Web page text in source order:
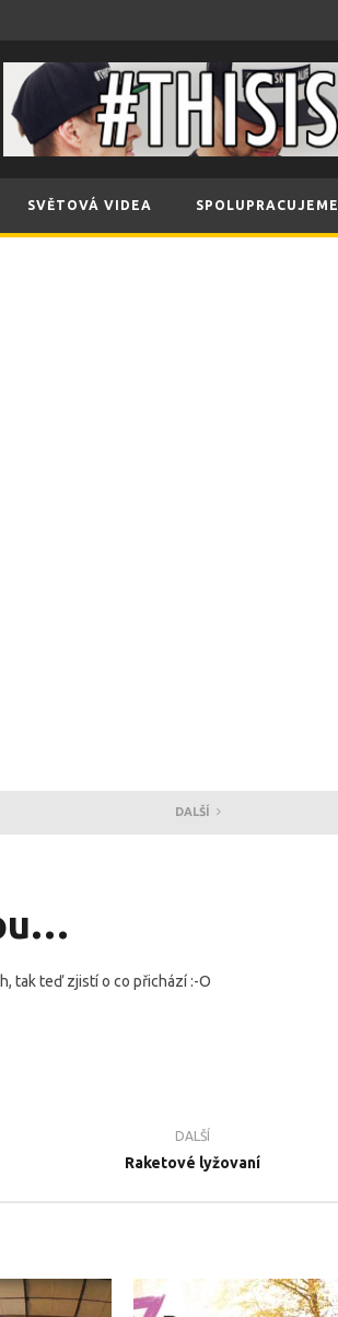
SVĚTOVÁ VIDEA SPOLUPRACUJEME
DALŠÍ
dokument 2021
tak teď zjistí o co přichází :-O
DALŠÍ
Raketové lyžovaní